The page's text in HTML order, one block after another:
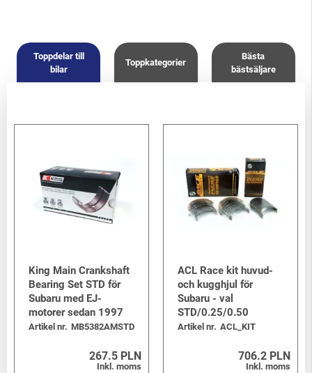
Toppdelar till
bilar
Toppkategorier
Bästa
bästsäljare
King Main Crankshaft
Bearing Set STD för
Subaru med EJ-
motorer sedan 1997
Artikel nr. MB5382AMSTD
267.5 PLN
Inkl. moms
ACL Race kit huvud-
och kugghjul för
Subaru - val
STD/0.25/0.50
Artikel nr. ACL_KIT
706.2 PLN
Inkl. moms